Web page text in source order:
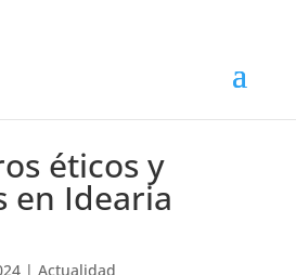
éticos y
en Idearia
| Actualidad